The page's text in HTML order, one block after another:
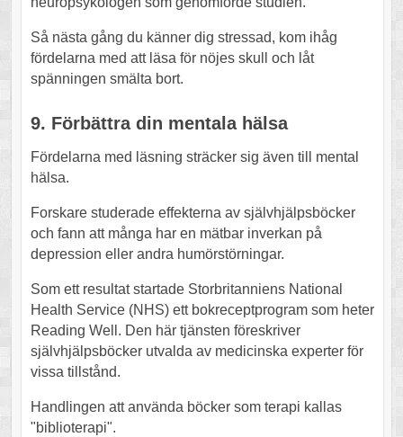
Så nästa gång du känner dig stressad, kom ihåg
fördelarna med att läsa för nöjes skull och låt
spänningen smälta bort.
9. Förbättra din mentala hälsa
Fördelarna med läsning sträcker sig även till mental
hälsa.
Forskare studerade effekterna av självhjälpsböcker
och fann att många har en mätbar inverkan på
depression eller andra humörstörningar.
Som ett resultat startade Storbritanniens National
Health Service (NHS) ett bokreceptprogram som heter
Reading Well. Den här tjänsten föreskriver
självhjälpsböcker utvalda av medicinska experter för
vissa tillstånd.
Handlingen att använda böcker som terapi kallas
"biblioterapi".